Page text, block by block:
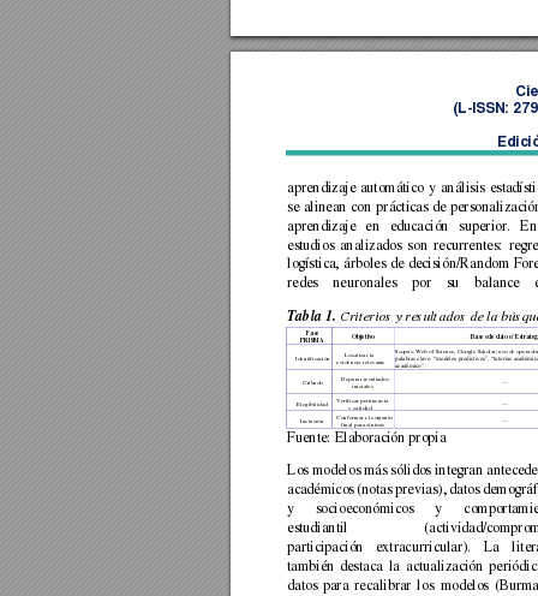
(L-ISSN:
aprendizaje automático y análisis
se alinean con prácticas de
aprendizaje
en educación superior.
estudios analizados son recurrentes:
logística, árboles de decisión/Random
redes
neuronales por su balance
Tabla 1. Criterios y resultados de la
Fase
PRISMA
Objetivo Bases de datos /
Identificación
Localizar la
evidencia relevante
Scopus, Web of Science, Google Scholar; uso de
palabras clave: “modelos predictivos”
, “tutorías
académico”.
Cribado
Depurar resultados
iniciales
—
Elegibilidad
Verificar pertinencia
y calidad
—
Inclusión
Conformar el conjunto
final para síntesis
—
Fuente: Elaboración propia
Los modelos más sólidos integran
académicos (notas previas), datos
y
socioeconómicos y
estudiantil
(actividad/
participación
extracurricular). La
también destaca la actualización
datos para recalibrar los modelos